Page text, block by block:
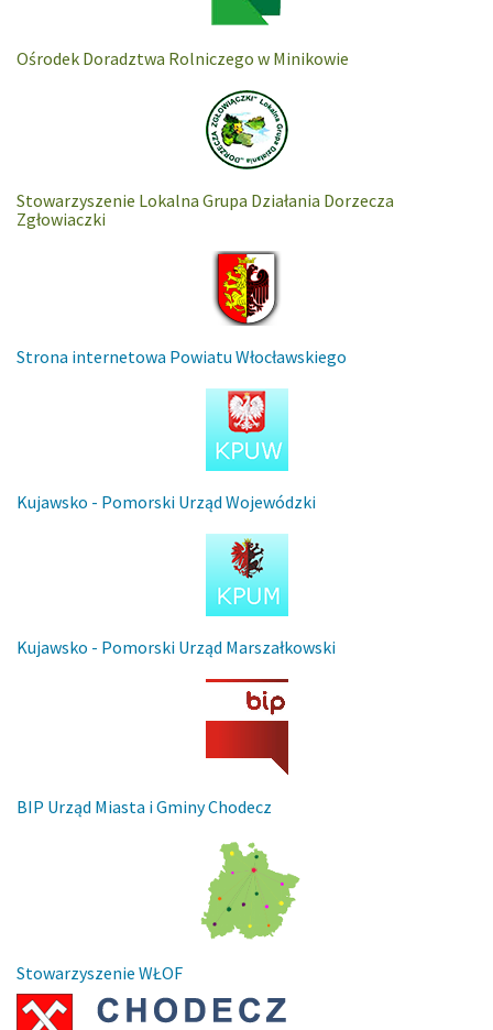
Ośrodek Doradztwa Rolniczego w Minikowie
Stowarzyszenie Lokalna Grupa Działania Dorzecza
Zgłowiaczki
Strona internetowa Powiatu Włocławskiego
Kujawsko - Pomorski Urząd Wojewódzki
Kujawsko - Pomorski Urząd Marszałkowski
BIP Urząd Miasta i Gminy Chodecz
Stowarzyszenie WŁOF